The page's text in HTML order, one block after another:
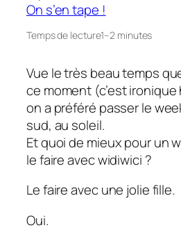
On s’en tape !
Temps de lecture1–2 minutes
Vue le très beau temps
ce moment (c’est ironique
on a préféré passer le
sud, au soleil.
Et quoi de mieux pour un
le faire avec widiwici ?
Le faire avec une jolie fille.
Oui.